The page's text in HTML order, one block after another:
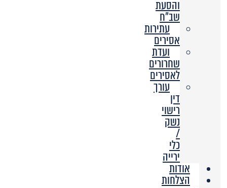
והסעת
שב”ח
עתירות
אסירים
ועדת
שחרורים
לאסירים
עורך
דין
רישוי
נשק
/
כלי
ירייה
אודות
הצלחות